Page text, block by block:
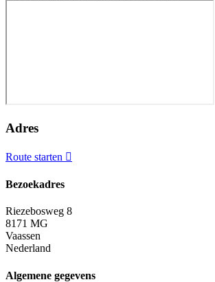
Adres
Route starten
Bezoekadres
Riezebosweg 8
8171 MG
Vaassen
Nederland
Algemene gegevens